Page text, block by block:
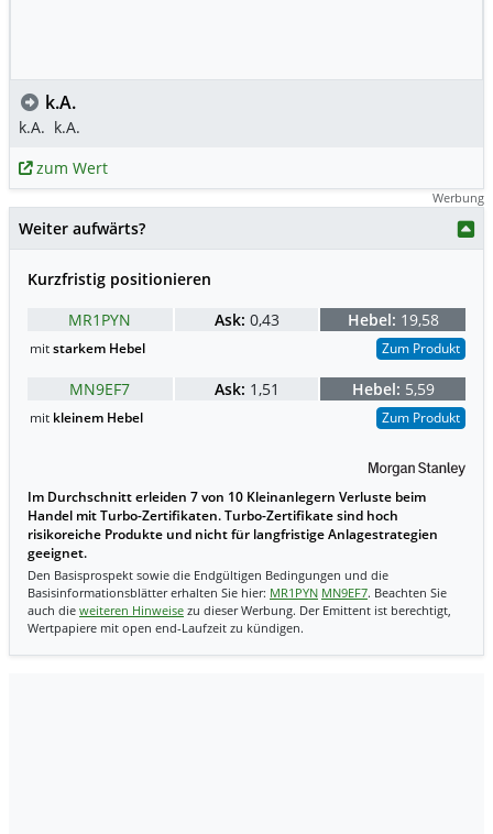
k.A.
k.A. k.A.
zum Wert
Werbung
Weiter aufwärts?
Kurzfristig positionieren
MR1PYN
Ask: 0,43 Hebel: 19,58
mitstarkem Hebel Zum Produkt
MN9EF7 Ask: 1,51 Hebel: 5,59
mit kleinem Hebel Zum Produkt
Im Durchschnitt erleiden 7 von 10 Kleinanlegern Verluste beim
Handel mit Turbo-Zertifikaten. Turbo-Zertifikate sind hoch
risikoreiche Produkte und nicht für langfristige Anlagestrategien
geeignet.
Den Basisprospekt sowie die Endgültigen Bedingungen und die
Basisinformationsblätter erhalten Sie hier: MR1PYN MN9EF7. Beachten Sie
auch die weiteren Hinweise zu dieser Werbung. Der Emittent ist berechtigt,
Wertpapiere mit open end-Laufzeit zu kündigen.